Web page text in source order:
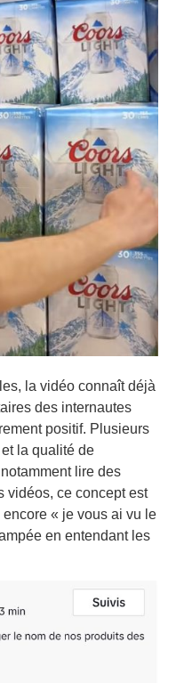
la vidéo connaît déjà
des internautes
positif. Plusieurs
la qualité de
lire des
vidéos, ce concept est
« je vous ai vu le
en entendant les